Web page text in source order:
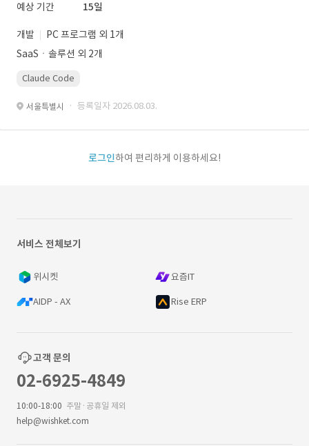
예상 기간
15일
개발
PC 프로그램 외 1개
SaaSㆍ솔루션 외 2개
Claude Code
서울특별시 · 등록일자 2026.08.03.
로그인하여 편리하게 이용하세요!
서비스 전체보기
위시켓 요즘IT
AIDP - AX Rise ERP
고객 문의
02-6925-4849
10:00-18:00 주말·공휴일 제외
help@wishket.com